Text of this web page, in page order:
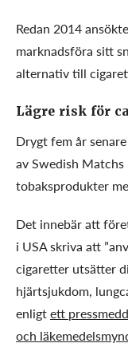
Redan 2014
marknadsföra sitt
alternativ till
Lägre risk för
Drygt fem år
av Swedish Matchs
tobaksprodukter
Det innebär att
i USA skriva att
cigaretter utsätter
hjärtsjukdom,
enligtett
och